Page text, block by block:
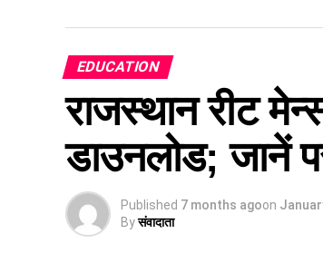
EDUCATION
राजस्थान रीट
डाउनलोड; जानें
Published 7 months agoon
Byसंवादाता